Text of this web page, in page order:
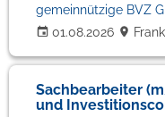
01.08.2026
gemeinnützige BVZ
Sachbearbeiter
und